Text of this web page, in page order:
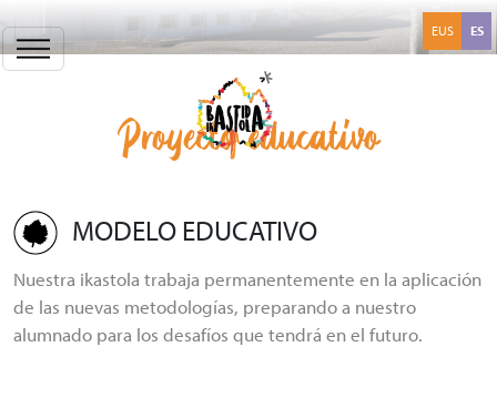
Pasar al contenido principal
EUS ES
Proyecto educativo
MODELO EDUCATIVO
Nuestra ikastola trabaja permanentemente en la aplicación
de las nuevas metodologías, preparando a nuestro
alumnado para los desafíos que tendrá en el futuro.